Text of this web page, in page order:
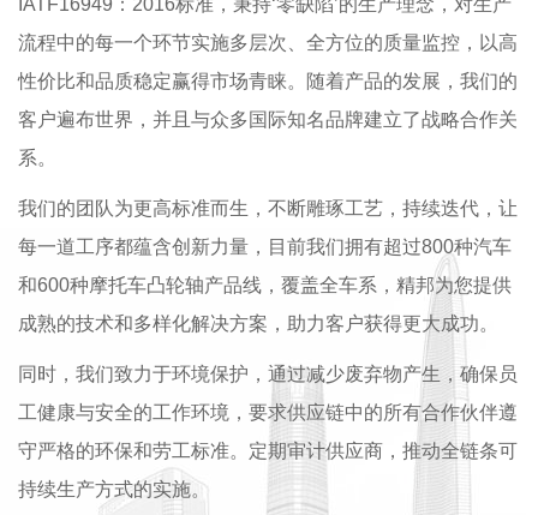
IATF16949：2016标准，秉持‘零缺陷’的生产理念，对生产
流程中的每一个环节实施多层次、全方位的质量监控，以高
性价比和品质稳定赢得市场青睐。随着产品的发展，我们的
客户遍布世界，并且与众多国际知名品牌建立了战略合作关
系。
我们的团队为更高标准而生，不断雕琢工艺，持续迭代，让
每一道工序都蕴含创新力量，目前我们拥有超过800种汽车
和600种摩托车凸轮轴产品线，覆盖全车系，精邦为您提供
成熟的技术和多样化解决方案，助力客户获得更大成功。
同时，我们致力于环境保护，通过减少废弃物产生，确保员
工健康与安全的工作环境，要求供应链中的所有合作伙伴遵
守严格的环保和劳工标准。定期审计供应商，推动全链条可
持续生产方式的实施。